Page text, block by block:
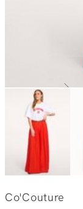
Co'Couture